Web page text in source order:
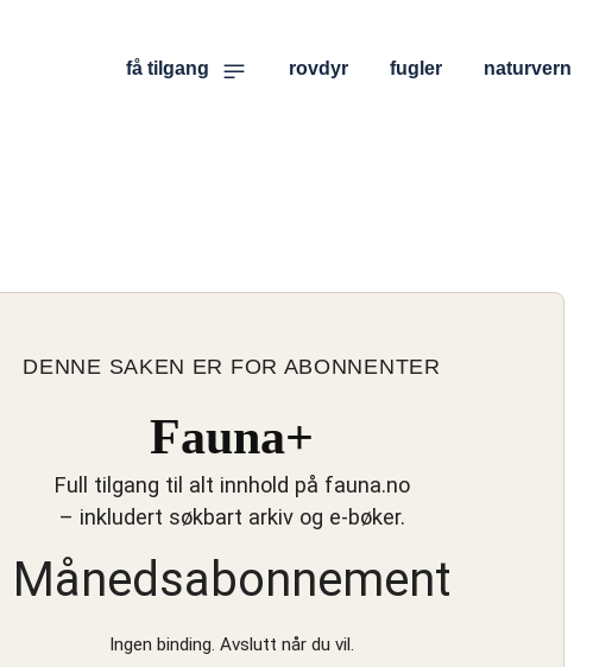
få tilgang rovdyr fugler naturvern
DENNE SAKEN ER FOR ABONNENTER
Fauna+
Full tilgang til alt innhold på fauna.no
– inkludert søkbart arkiv og e-bøker.
Månedsabonnement
Ingen binding. Avslutt når du vil.